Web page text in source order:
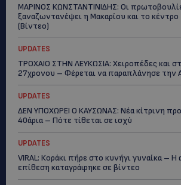
ΜΑΡΙΝΟΣ ΚΩΝΣΤΑΝΤΙΝΙΔΗΣ: Οι
ξαναζωντανέψει η Μακαρίου και το
(Βίντεο)
UPDATES
ΤΡΟΧΑΙΟ ΣΤΗΝ ΛΕΥΚΩΣΙΑ: Χειροπέδες και
27χρονου – Φέρεται να παραπλάνησε την
UPDATES
ΔΕΝ ΥΠΟΧΩΡΕΙ Ο ΚΑΥΣΩΝΑΣ: Νέα κίτρινη
40άρια – Πότε τίθεται σε ισχύ
UPDATES
VIRAL: Κοράκι πήρε στο κυνήγι γυναίκα –
επίθεση καταγράφηκε σε βίντεο